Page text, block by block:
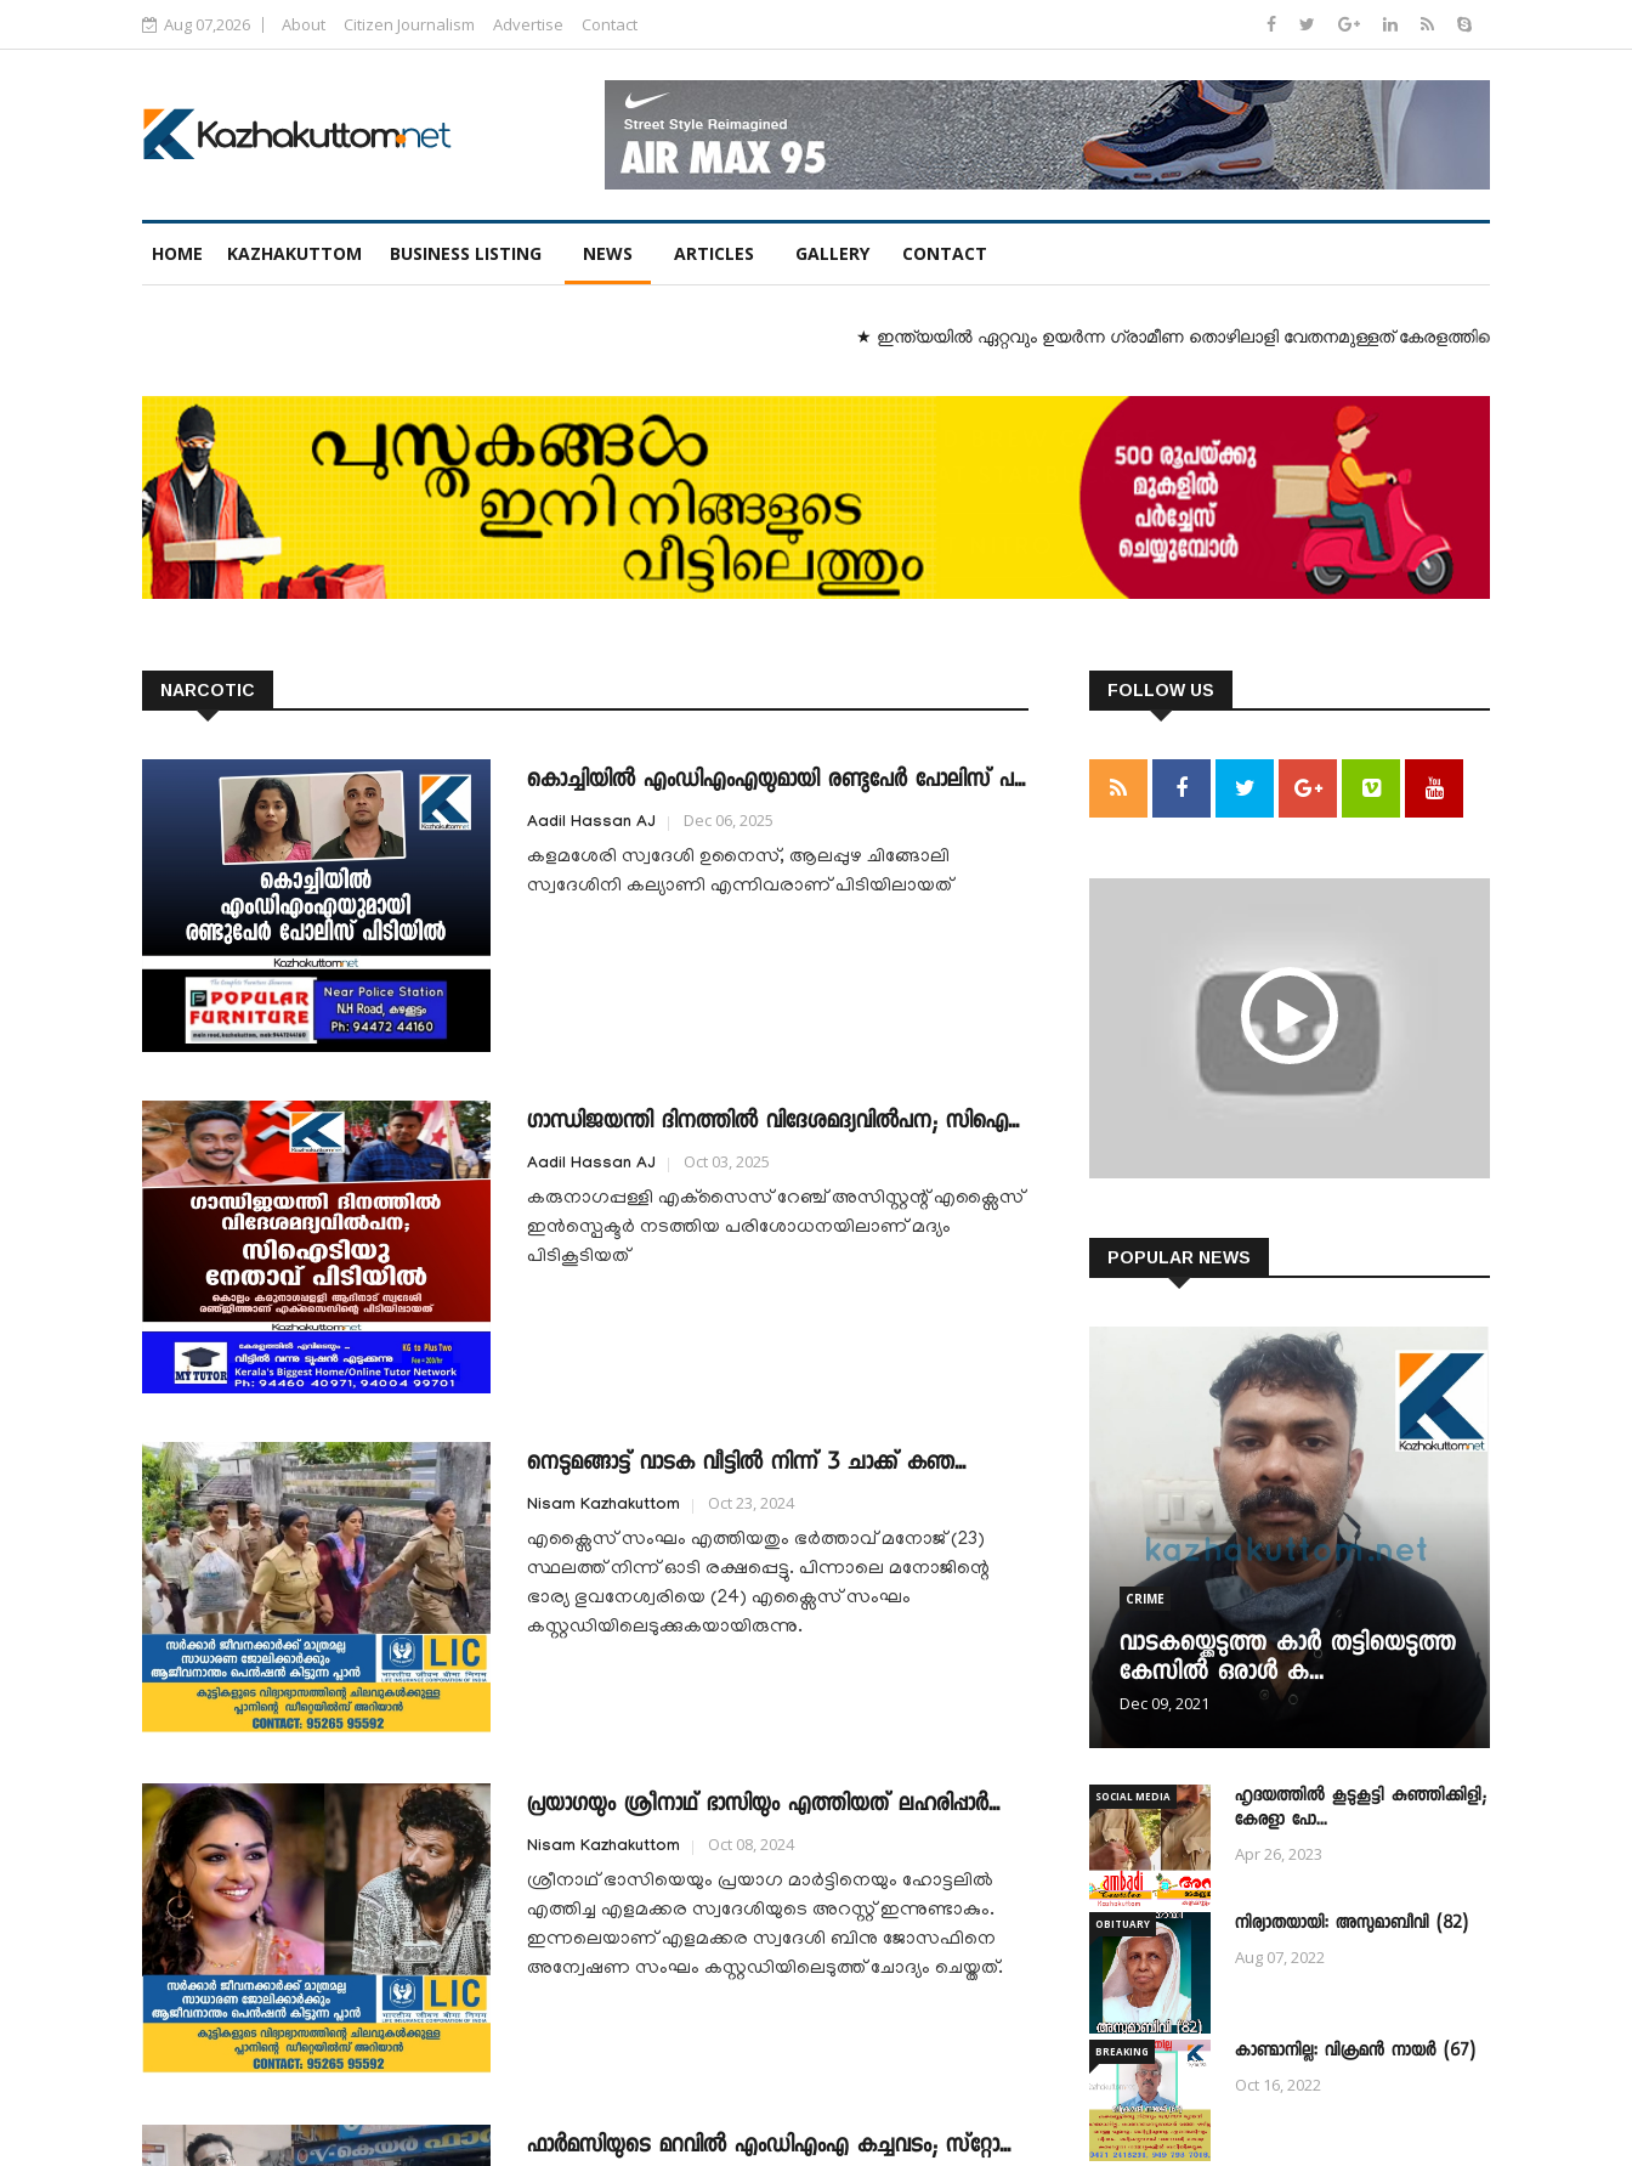
Aug 07,2026 About Citizen Journalism Advertise Contact
HOME KAZHAKUTTOM BUSINESS LISTING NEWS ARTICLES GALLERY CONTACT
★ ഇന്ത്യയിൽ ഏറ്റവും ഉയർന്ന ഗ്രാമീണ തൊഴിലാളി വേതനമുള്ളത് കേരളത്തിലെന്ന് റിസർവ് ബാങ്ക് ഓഫ്
NARCOTIC
കൊച്ചിയില്‍ എംഡിഎംഎയുമായി രണ്ടുപേര്‍ പോലിസ് പ...
Aadil Hassan AJ
Dec 06, 2025
കളമശേരി സ്വദേശി ഉനൈസ്, ആലപ്പുഴ ചിങ്ങോലി
സ്വദേശിനി കല്യാണി എന്നിവരാണ് പിടിയിലായത്
ഗാന്ധിജയന്തി ദിനത്തില്‍ വിദേശമദ്യവില്‍പന; സിഐ...
Aadil Hassan AJ
Oct 03, 2025
കരുനാഗപ്പള്ളി എക്‌സൈസ് റേഞ്ച് അസിസ്റ്റന്റ് എക്സൈസ്
ഇന്‍സ്പെക്ടര്‍ നടത്തിയ പരിശോധനയിലാണ് മദ്യം
പിടികൂടിയത്
നെടുമങ്ങാട്ട് വാടക വീട്ടിൽ നിന്ന് 3 ചാക്ക് കഞ...
Nisam Kazhakuttom
Oct 23, 2024
എക്സൈസ് സംഘം എത്തിയതും ഭർത്താവ് മനോജ് (23)
സ്ഥലത്ത് നിന്ന് ഓടി രക്ഷപ്പെട്ടു. പിന്നാലെ മനോജിന്റെ
ഭാര്യ ഭുവനേശ്വരിയെ (24) എക്സൈസ് സംഘം
കസ്റ്റഡിയിലെടുക്കുകയായിരുന്നു.
പ്രയാഗയും ശ്രീനാഥ് ഭാസിയും എത്തിയത് ലഹരിപ്പാർ...
Nisam Kazhakuttom
Oct 08, 2024
ശ്രീനാഥ് ഭാസിയെയും പ്രയാഗ മാർട്ടിനെയും ഹോട്ടലിൽ
എത്തിച്ച എളമക്കര സ്വദേശിയുടെ അറസ്റ്റ് ഇന്നുണ്ടാകും.
ഇന്നലെയാണ് എളമക്കര സ്വദേശി ബിനു ജോസഫിനെ
അന്വേഷണ സംഘം കസ്റ്റഡിയിലെടുത്ത് ചോദ്യം ചെയ്തത്.
ഫാര്‍മസിയുടെ മറവില്‍ എംഡിഎംഎ കച്ചവടം; സ്‌റ്റോ...
FOLLOW US
POPULAR NEWS
CRIME
വാടകയ്ക്കെടുത്ത കാർ തട്ടിയെടുത്ത
കേസിൽ ഒരാൾ ക...
Dec 09, 2021
SOCIAL MEDIA
ഹൃദയത്തില്‍ കൂടുകൂട്ടി കുഞ്ഞിക്കിളി;
കേരളാ പോ...
Apr 26, 2023
OBITUARY നിര്യാതയായി: അസുമാബീവി (82)
Aug 07, 2022
BREAKING കാണ്മാനില്ല: വിക്രമൻ നായർ (67)
Oct 16, 2022